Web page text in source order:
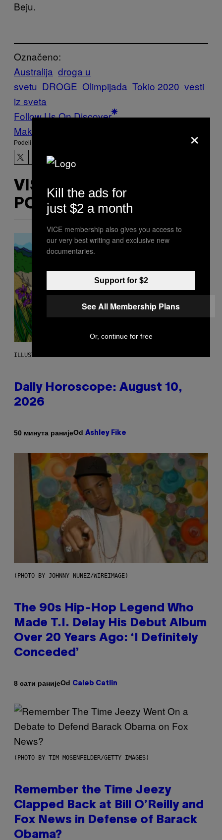
Beju.
Označeno:
Australija droga u
svetu DROGE Olimpijada Tokio 2020 vesti
iz sveta
Follow Us On Discover
Make Us Preferred In Top Stories
Podeli:
VIŠE
POPUT OVOGA
ILLUSTRATION BY REESA.
Daily Horoscope: August 10,
2026
50 минута ранијеOd Ashley Fike
(PHOTO BY JOHNNY NUNEZ/WIREIMAGE)
The 90s Hip-Hop Legend Who
Made T.I. Delay His Debut Album
Over 20 Years Ago: ‘I Definitely
Conceded’
8 сати ранијеOd Caleb Catlin
(PHOTO BY TIM MOSENFELDER/GETTY IMAGES)
Remember the Time Jeezy
Clapped Back at Bill O’Reilly and
Fox News in Defense of Barack
Obama?
×
Kill the ads for
just $2 a month
VICE membership also gives you access to
our very best writing and exclusive new
documentaries.
Support for $2
See All Membership Plans
Or, continue for free